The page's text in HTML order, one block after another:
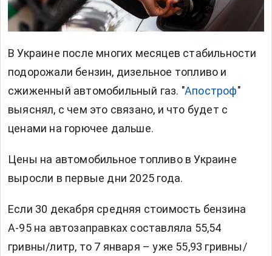
В Украине после многих месяцев стабильности
подорожали бензин, дизельное топливо и
сжиженный автомобильный газ. "Апостроф"
выяснял, с чем это связано, и что будет с
ценами на горючее дальше.
Цены на автомобильное топливо в Украине
выросли в первые дни 2025 года.
Если 30 декабря средняя стоимость бензина
А-95 на автозаправках составляла 55,54
гривны/литр, то 7 января – уже 55,93 гривны/